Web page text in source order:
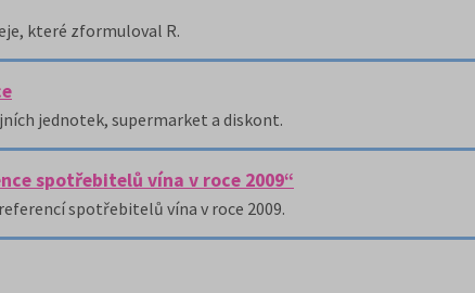
které zformuloval R.
jednotek, supermarket a diskont.
spotřebitelů vína v roce 2009“
spotřebitelů vína v roce 2009.